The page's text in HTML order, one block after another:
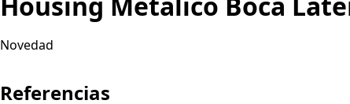
Novedad
Referencias